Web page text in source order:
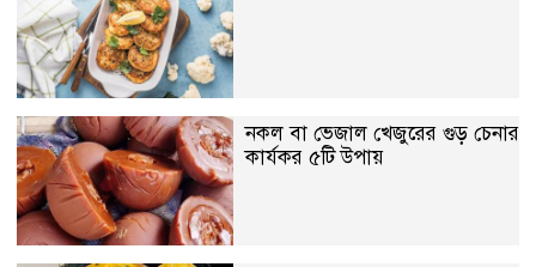
নকল বা ভেজাল খেজুরের গুড় চেনার
কার্যকর ৫টি উপায়